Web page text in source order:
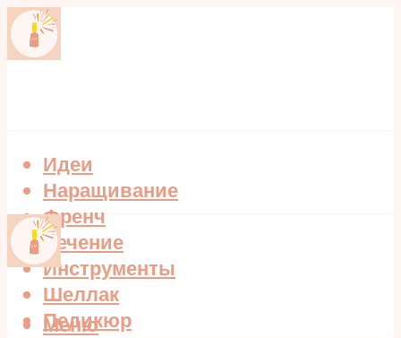
Идеи
Наращивание
Френч
Лечение
Инструменты
Шеллак
Педикюр
Меню